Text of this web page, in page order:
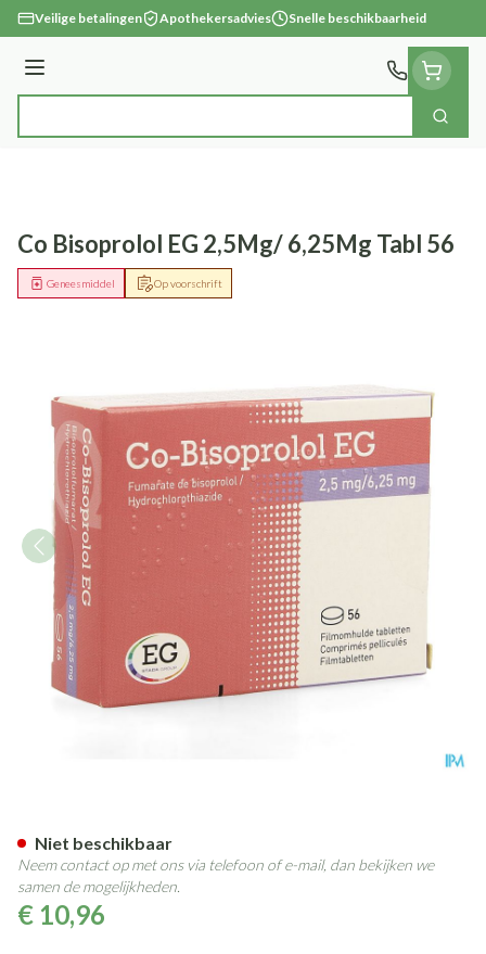
Ga naar de inhoud
Veilige betalingen Apothekersadvies Snelle beschikbaarheid
Menu
Zoek
Co Bisoprolol EG 2,5Mg/ 6,25Mg Tabl 56
Op voorschrift
Geneesmiddel
€ 10,96
Niet beschikbaar
Neem contact op met ons via telefoon of e-mail, dan bekijken we
samen de mogelijkheden.